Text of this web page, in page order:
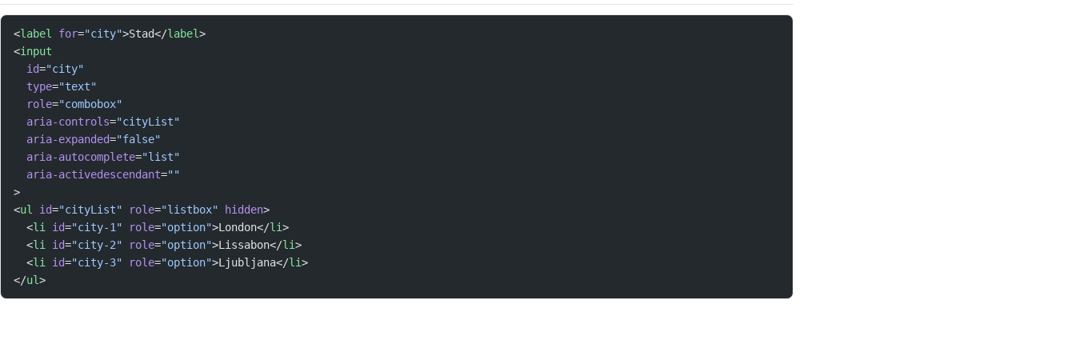
<label for="city">Stad</label>
<input
  id
="city"
  type
="text"
  role
="combobox"
  aria-controls
="cityList"
  aria-expanded
="false"
  aria-autocomplete
="list"
  aria-activedescendant
=""
>
<ul id="cityList" role="listbox" hidden>
  <
li id="city-1" role="option">London</li>
  <
li id="city-2" role="option">Lissabon</li>
  <
li id="city-3" role="option">Ljubljana</li>
</ul>